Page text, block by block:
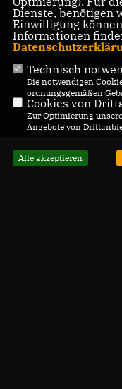
CDU
CDU
@2026 CDU
Salzgitter
Alle Rechte
Dienste, benötigen
Einwilligung
Informationen
Technisch
Die notwendigen
ordnungsgemäßen
Cookies von
Zur Optimierung
Angebote von
Alle akzeptieren